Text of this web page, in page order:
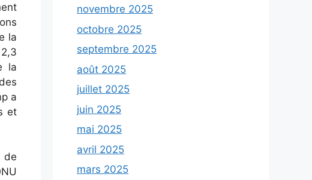
la
la
a
et
de
novembre 2025
octobre 2025
septembre 2025
août 2025
juillet 2025
juin 2025
mai 2025
avril 2025
mars 2025